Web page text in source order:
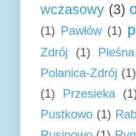
wczasowy (3)
(1) Pawłów (1)
Zdrój (1) Pleśna
Polanica-Zdrój (1)
(1)
Przesieka
Pustkowo (1)